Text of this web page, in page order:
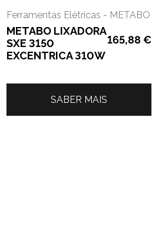
Ferramentas Elétricas - METABO
METABO LIXADORA
SXE 3150
EXCENTRICA 310W
165,88€
SABER MAIS